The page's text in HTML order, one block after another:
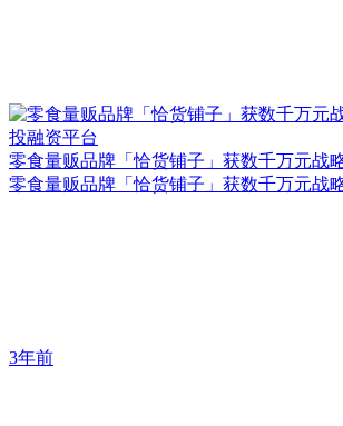
零食量贩品牌「恰货铺子」获数千万元战
零食量贩品牌「恰货铺子」获数千万元战
3年前